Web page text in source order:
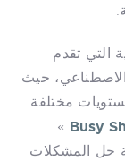
التي تقدم
الاصطناعي، حيث
مختلفة.
Busy
»
حل المشكلات